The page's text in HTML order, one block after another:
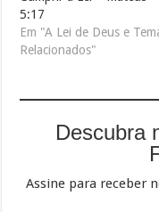
5:17
Em "A Lei de Deus e
Relacionados"
Descubra
Assine para receber